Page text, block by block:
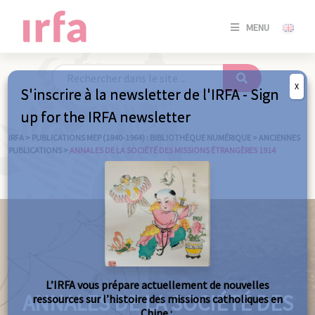
MENU
SE
/
IRFA > PUBLICATIONS MEP (1840-1964) : BIBLIOTHÈQUE NUMÉRIQUE > ANCIENNES
PUBLICATIONS > ANNALES DE LA SOCIÉTÉ DES MISSIONS ÉTRANGÈRES 1914
ANNALES DE LA SOCIÉTÉ DES
S'inscrire à la newsletter de l'IRFA - Sign
up for the IRFA newsletter
L’IRFA vous prépare actuellement de nouvelles
ressources sur l’histoire des missions catholiques en
X